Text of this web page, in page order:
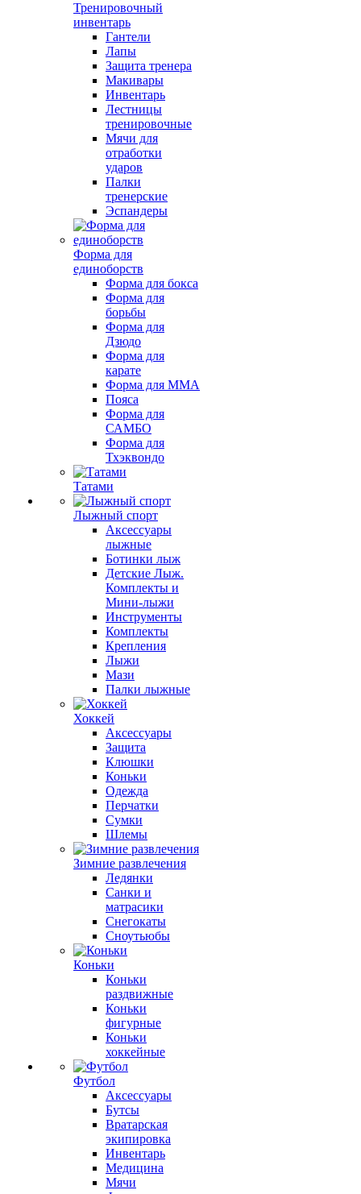
Тренировочный
инвентарь
Гантели
Лапы
Защита тренера
Макивары
Инвентарь
Лестницы
тренировочные
Мячи для
отработки
ударов
Палки
тренерские
Эспандеры
Форма для
единоборств
Форма для бокса
Форма для
борьбы
Форма для
Дзюдо
Форма для
карате
Форма для MMA
Пояса
Форма для
САМБО
Форма для
Тхэквондо
Татами
Лыжный спорт
Аксессуары
лыжные
Ботинки лыж
Детские Лыж.
Комплекты и
Мини-лыжи
Инструменты
Комплекты
Крепления
Лыжи
Мази
Палки лыжные
Хоккей
Аксессуары
Защита
Клюшки
Коньки
Одежда
Перчатки
Сумки
Шлемы
Зимние развлечения
Ледянки
Санки и
матрасики
Снегокаты
Сноутьюбы
Коньки
Коньки
раздвижные
Коньки
фигурные
Коньки
хоккейные
Футбол
Аксессуары
Бутсы
Вратарская
экипировка
Инвентарь
Медицина
Мячи